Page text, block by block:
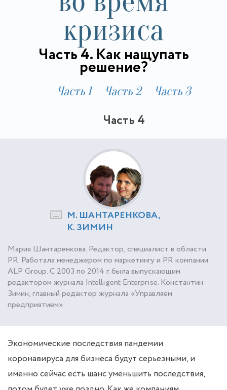
кризиса
Часть 4. Как нащупать
решение?
Часть 1 Часть 2 Часть 3
Часть 4
М. ШАНТАРЕНКОВА,
К. ЗИМИН
Мария Шантаренкова. Редактор, специалист в области
PR. Работала менеджером по маркетингу и PR компании
ALP Group. С 2003 по 2014 г. была выпускающим
редактором журнала Intelligent Enterprise. Константин
Зимин, главный редактор журнала «Управляем
предприятием»
Экономические последствия пандемии
коронавируса для бизнеса будут серьезными, и
именно сейчас есть шанс уменьшить последствия,